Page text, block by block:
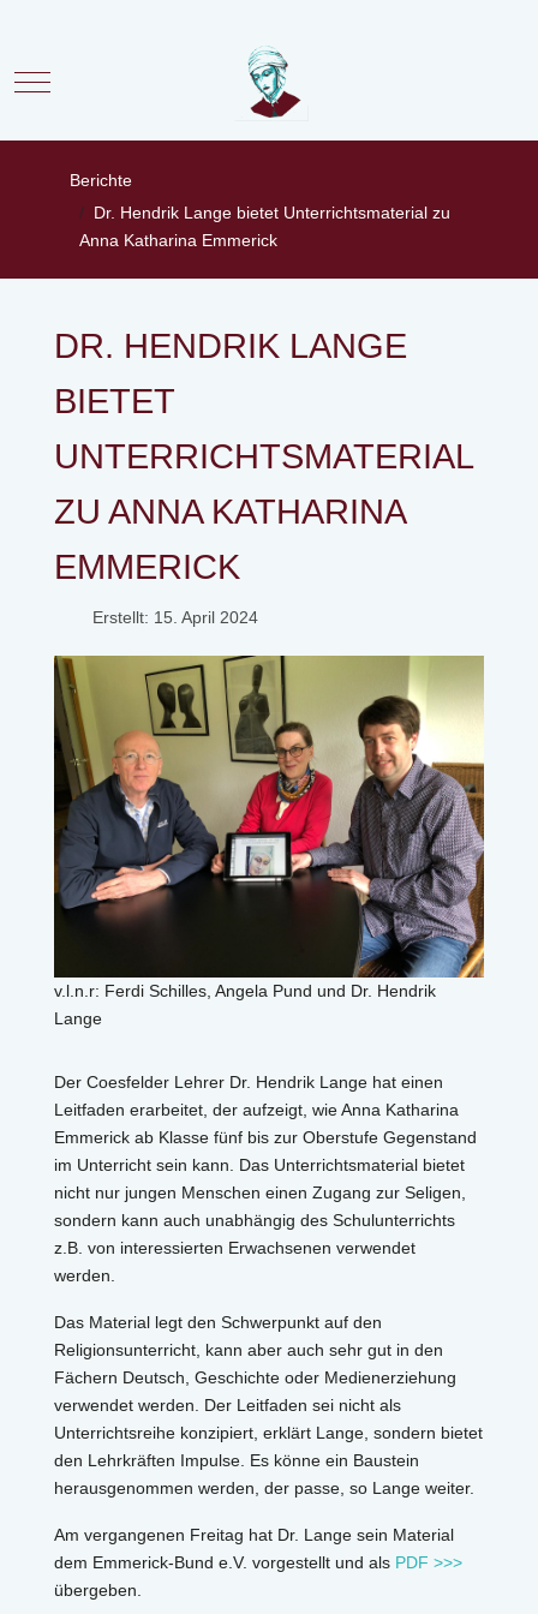
Mobile Menu Toggle
Berichte
Dr. Hendrik Lange bietet Unterrichtsmaterial zu
Anna Katharina Emmerick
DR. HENDRIK LANGE
BIETET
UNTERRICHTSMATERIAL
ZU ANNA KATHARINA
EMMERICK
Erstellt: 15. April 2024
v.l.n.r: Ferdi Schilles, Angela Pund und Dr. Hendrik
Lange
Der Coesfelder Lehrer Dr. Hendrik Lange hat einen
Leitfaden erarbeitet, der aufzeigt, wie Anna Katharina
Emmerick ab Klasse fünf bis zur Oberstufe Gegenstand
im Unterricht sein kann. Das Unterrichtsmaterial bietet
nicht nur jungen Menschen einen Zugang zur Seligen,
sondern kann auch unabhängig des Schulunterrichts
z.B. von interessierten Erwachsenen verwendet
werden.
Das Material legt den Schwerpunkt auf den
Religionsunterricht, kann aber auch sehr gut in den
Fächern Deutsch, Geschichte oder Medienerziehung
verwendet werden. Der Leitfaden sei nicht als
Unterrichtsreihe konzipiert, erklärt Lange, sondern bietet
den Lehrkräften Impulse. Es könne ein Baustein
herausgenommen werden, der passe, so Lange weiter.
Am vergangenen Freitag hat Dr. Lange sein Material
dem Emmerick-Bund e.V. vorgestellt und als PDF >>>
übergeben.